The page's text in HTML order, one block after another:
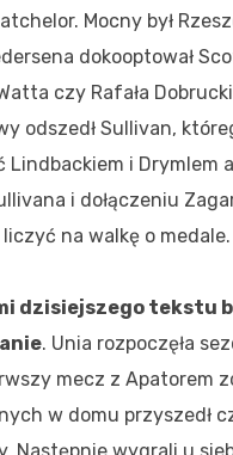
Mocny był
dokooptował
czy Rafała
odszedł Sullivan,
Lindbackiem i Drymlem
i dołączeniu
liczyć na walkę o medale.
dzisiejszego tekstu
. Unia rozpoczęła
mecz z Apatorem
w domu przyszedł